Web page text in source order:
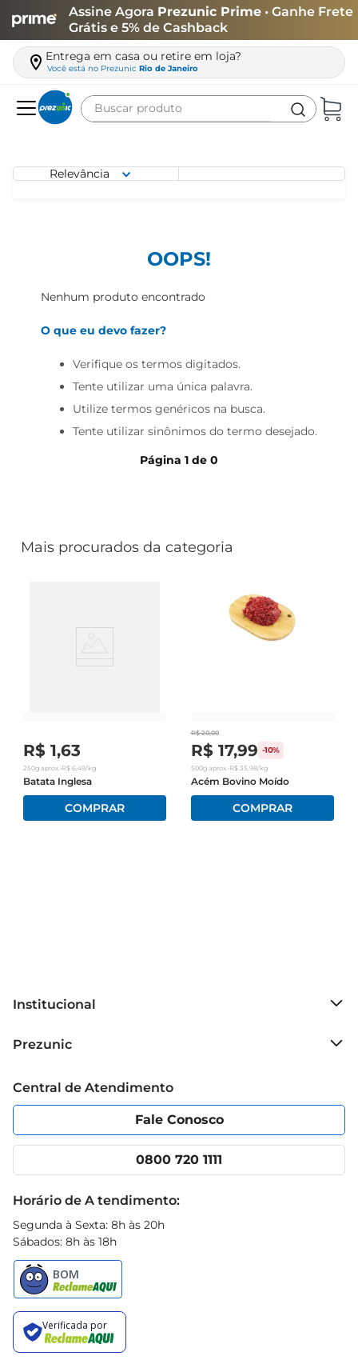
Assine Agora Prezunic Prime • Ganhe Frete
Grátis e 5% de Cashback
Entrega em casa ou retire em loja?
Você está no Prezunic Rio de Janeiro
Buscar produto
Relevância
OOPS!
Nenhum produto encontrado
O que eu devo fazer?
Verifique os termos digitados.
Tente utilizar uma única palavra.
Utilize termos genéricos na busca.
Tente utilizar sinônimos do termo desejado.
Página 1de 0
Mais procurados da categoria
R$ 1,63
250g aprox. •R$ 6,49/kg
Batata Inglesa
R$ 20,00
R$ 17,99 -10%
500gaprox. •R$ 35,98/kg
Acém Bovino Moído
Institucional
Grupo Cencosud
Política de Privacidade
Portal do fornecedor
Cencosud Media
Prezunic
Código de Ética
App Prezunic
Central de Atendimento
Fale Conosco
0800 720 1111
Horário de A tendimento:
Segunda à Sexta: 8h às 20h
Sábados: 8h às 18h
carne
azeite
biscoito
cerveja
iogurte
papel higiênico